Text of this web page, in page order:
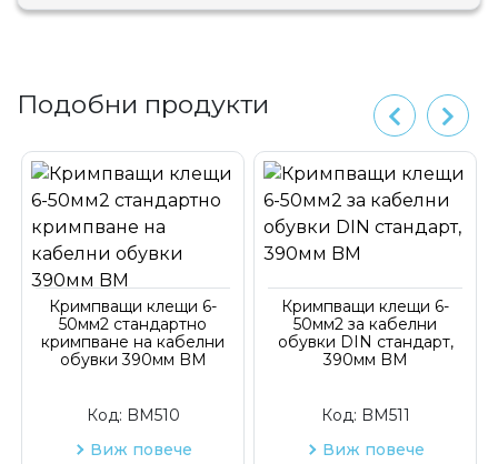
Подобни продукти
Кримпващи клещи 6-
50мм2 стандартно
кримпване на кабелни
обувки 390мм BM
Код: BM510
Виж повече
Кримпващи клещи 6-
50мм2 за кабелни
обувки DIN стандарт,
390мм BM
Код: BM511
Виж повече